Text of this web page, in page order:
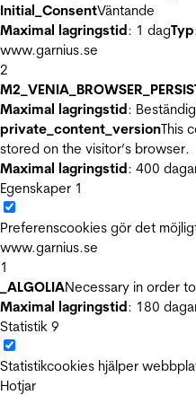
Initial_ConsentVäntande
Maximal lagringstid: 1 dagTyp
www.garnius.se
2
Maximal lagringstid: Beständig
private_content_versionThis
stored on the visitor’s browser.
Maximal lagringstid: 400
Egenskaper 1
Preferenscookies gör det
www.garnius.se
1
_ALGOLIANecessary in order
Maximal lagringstid: 180
Statistik 9
Statistikcookies hjälper
Hotjar